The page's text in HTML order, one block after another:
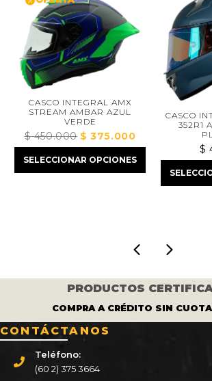
CASCO INTEGRAL AMX
STREAM AMBAR AZUL
VERDE
$450.000 El
precio
original
$ 375.000El
precio
actual
SELECCIONAR OPCIONES
CASCO
352R1
$
PRODUCTOS
COMPRA A CRÉDITO SIN
CONTÁCTANOS
Teléfono:
(60 2) 375 3664